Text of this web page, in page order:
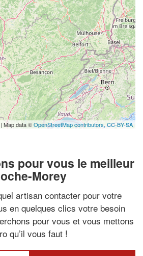
| Map data ©OpenStreetMap contributors, CC-BY-SA
pour vous le meilleur
Morey
artisan contacter pour votre
en quelques clics votre besoin
pour vous et vous mettons
qu’il vous faut !